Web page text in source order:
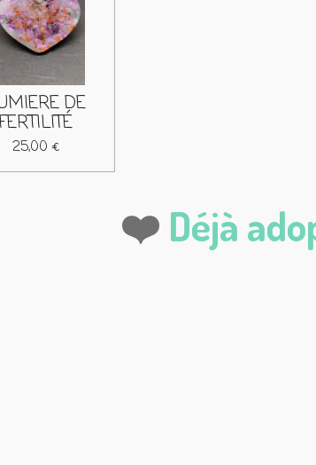
DE
FERTILITÉ
25,00 €
❤️ Déjà